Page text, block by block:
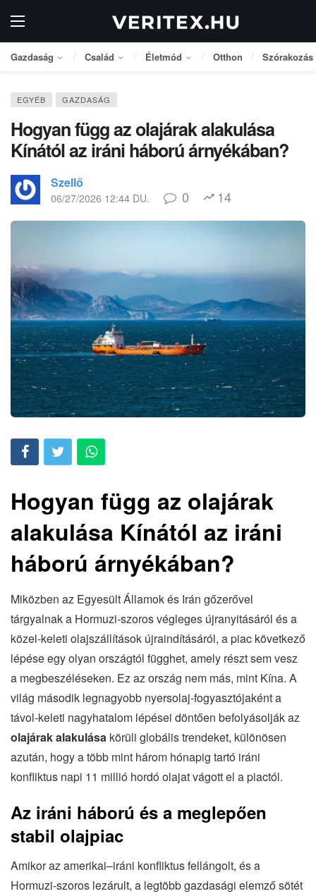
Gazdaság Család Életmód Otthon Szórakozás
EGYÉB GAZDASÁG
Hogyan függ az olajárak alakulása
Kínától az iráni háború árnyékában?
Szellő
06/27/2026 12:44 DU. 0 14
Hogyan függ az olajárak
alakulása Kínától az iráni
háború árnyékában?
Miközben az Egyesült Államok és Irán gőzerővel
tárgyalnak a Hormuzi-szoros végleges újranyitásáról és a
közel-keleti olajszállítások újraindításáról, a piac következő
lépése egy olyan országtól függhet, amely részt sem vesz
a megbeszéléseken. Ez az ország nem más, mint Kína. A
világ második legnagyobb nyersolaj-fogyasztójaként a
távol-keleti nagyhatalom lépései döntően befolyásolják az
olajárak alakulása körüli globális trendeket, különösen
azután, hogy a több mint három hónapig tartó iráni
konfliktus napi 11 millió hordó olajat vágott el a piactól.
Az iráni háború és a meglepően
stabil olajpiac
Amikor az amerikai–iráni konfliktus fellángolt, és a
Hormuzi-szoros lezárult, a legtöbb gazdasági elemző sötét